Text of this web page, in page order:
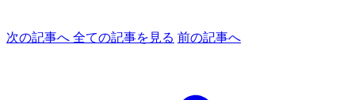
次の記事へ 全ての記事を見る 前の記事へ